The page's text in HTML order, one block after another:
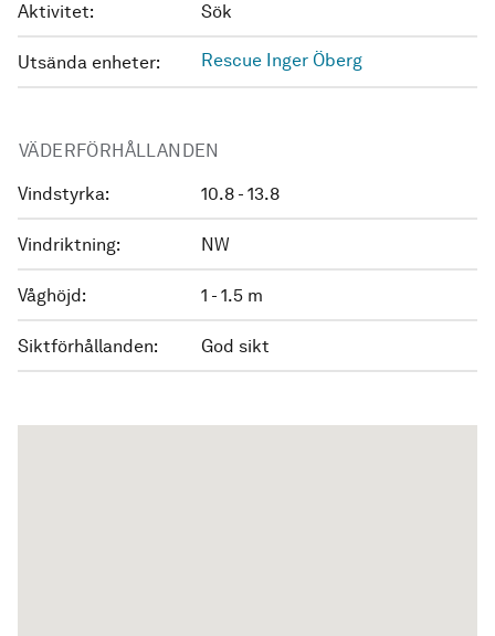
Aktivitet: Sök
Utsända enheter: Rescue Inger Öberg
VÄDERFÖRHÅLLANDEN
Vindstyrka: 10.8 - 13.8
Vindriktning: NW
Våghöjd: 1 - 1.5 m
Siktförhållanden: God sikt